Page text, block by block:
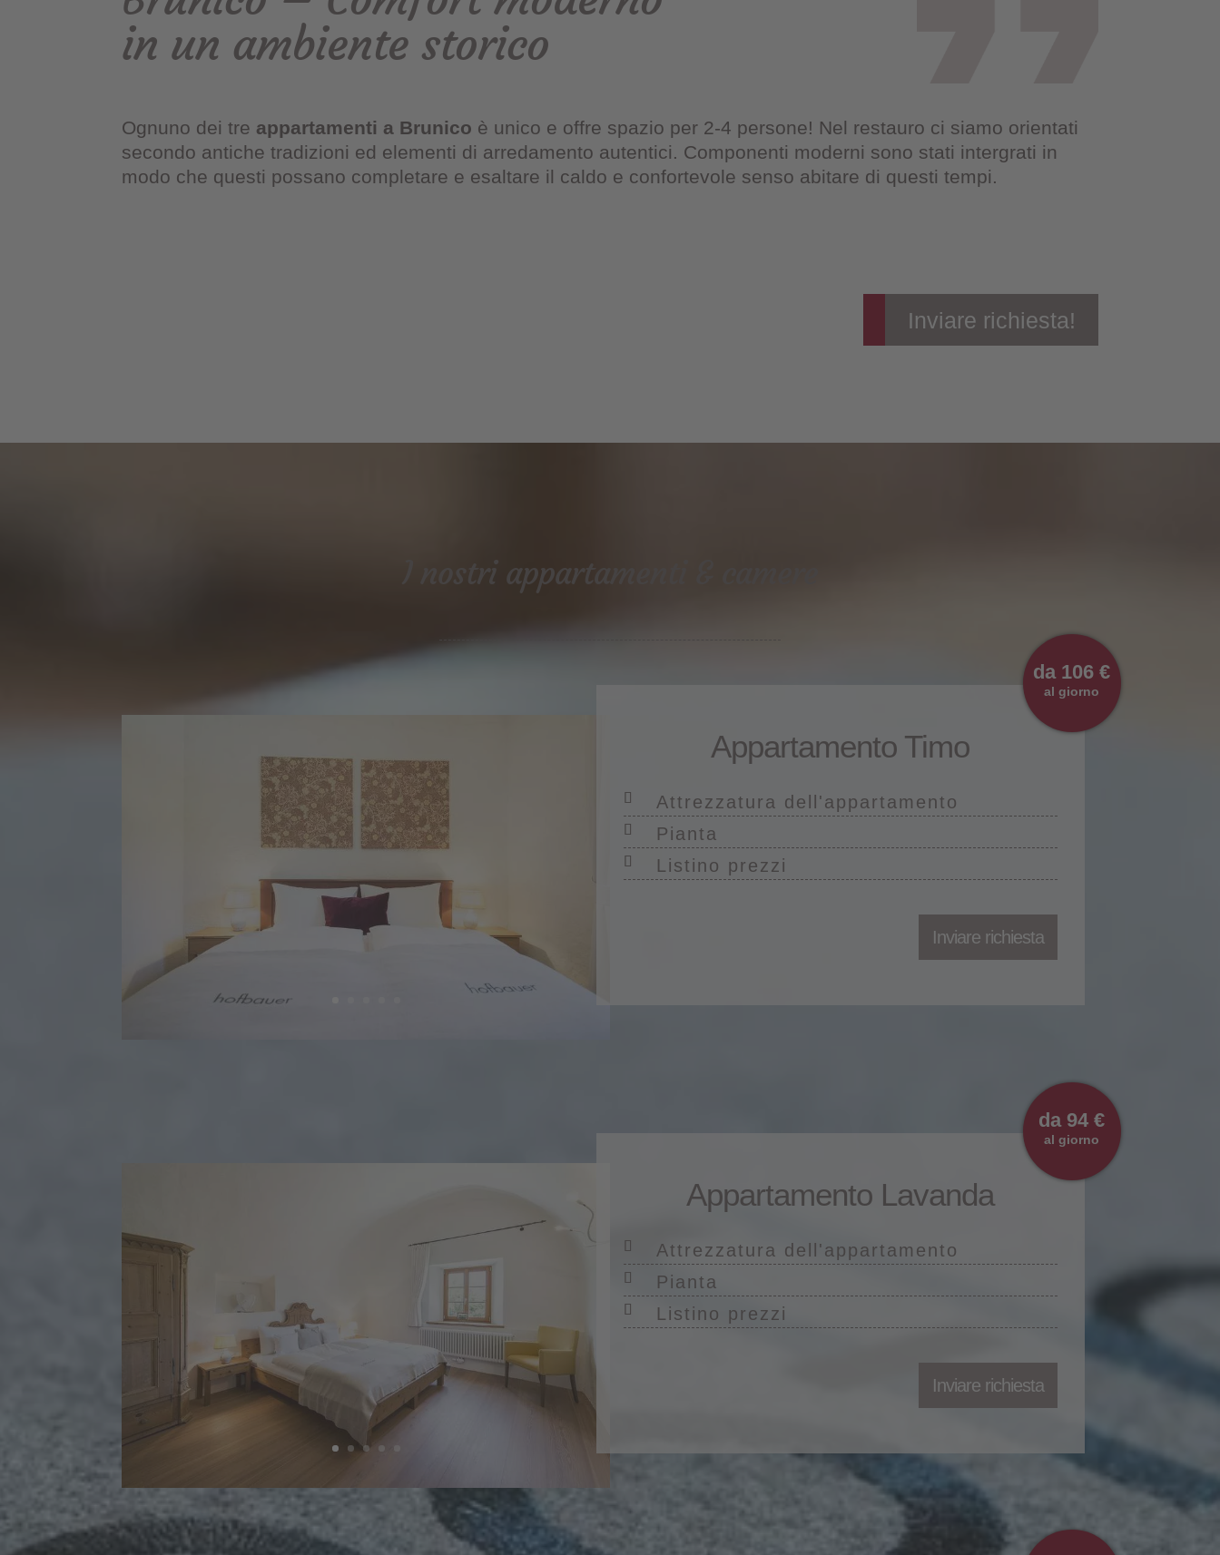
in un ambiente storico
Ognuno dei tre appartamenti a Brunico è unico e offre spazio per 2-4 persone! Nel restauro ci siamo orientati
secondo antiche tradizioni ed elementi di arredamento autentici. Componenti moderni sono stati intergrati in
modo che questi possano completare e esaltare il caldo e confortevole senso abitare di questi tempi.
Inviare richiesta!
I nostri appartamenti & camere
da 106 €
al giorno
Appartamento Timo
Attrezzatura dell'appartamento
Pianta
Listino prezzi
Inviare richiesta
da 94 €
al giorno
Appartamento Lavanda
Attrezzatura dell'appartamento
Pianta
Listino prezzi
Inviare richiesta